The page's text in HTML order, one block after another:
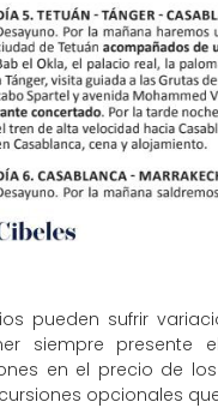
pueden sufrir
siempre presente
en el precio de
opcionales